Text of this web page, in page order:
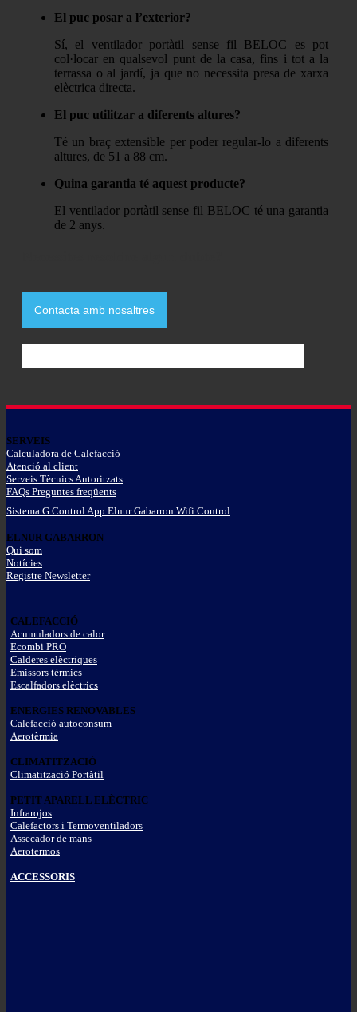
El puc posar a l’exterior?
Sí, el ventilador portàtil sense fil BELOC es pot
col·locar en qualsevol punt de la casa, fins i tot a la
terrassa o al jardí, ja que no necessita presa de xarxa
elèctrica directa.
El puc utilitzar a diferents altures?
Té un braç extensible per poder regular-lo a diferents
altures, de 51 a 88 cm.
Quina garantia té aquest producte?
El ventilador portàtil sense fil BELOC té una garantia
de 2 anys.
Contacta amb nosaltres
SERVEIS
Calculadora de Calefacció
Atenció al client
Serveis Tècnics Autoritzats
FAQs Preguntes freqüents
Sistema G Control App Elnur Gabarron Wifi Control
ELNUR GABARRON
Qui som
Notícies
Registre Newsletter
CALEFACCIÓ
Acumuladors de calor
Ecombi PRO
Calderes elèctriques
Emissors tèrmics
Escalfadors elèctrics
ENERGIES RENOVABLES
Calefacció autoconsum
Aerotèrmia
CLIMATITZACIÓ
Climatització Portàtil
PETIT APARELL ELÈCTRIC
Infrarojos
Calefactors i Termoventiladors
Assecador de mans
Aerotermos
ACCESSORIS